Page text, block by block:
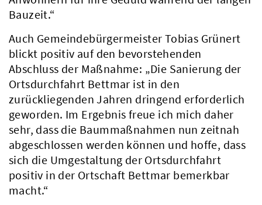
Bauzeit.“
Auch Gemeindebürgermeister Tobias Grünert
blickt positiv auf den bevorstehenden
Abschluss der Maßnahme: „Die Sanierung der
Ortsdurchfahrt Bettmar ist in den
zurückliegenden Jahren dringend erforderlich
geworden. Im Ergebnis freue ich mich daher
sehr, dass die Baummaßnahmen nun zeitnah
abgeschlossen werden können und hoffe, dass
sich die Umgestaltung der Ortsdurchfahrt
positiv in der Ortschaft Bettmar bemerkbar
macht.“